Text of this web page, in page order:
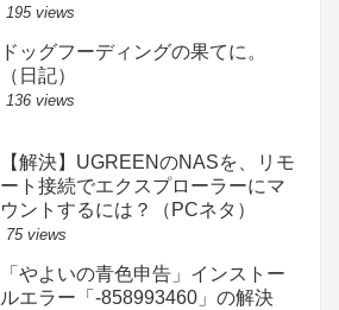
195 views
ドッグフーディングの果てに。
（日記）
136 views
【解決】UGREENのNASを、リモ
ート接続でエクスプローラーにマ
ウントするには？（PCネタ）
75 views
「やよいの青色申告」インストー
ルエラー「-858993460」の解決